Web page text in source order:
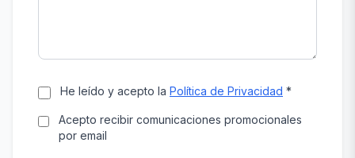
He leído y acepto la Política de Privacidad *
Acepto recibir comunicaciones promocionales
por email